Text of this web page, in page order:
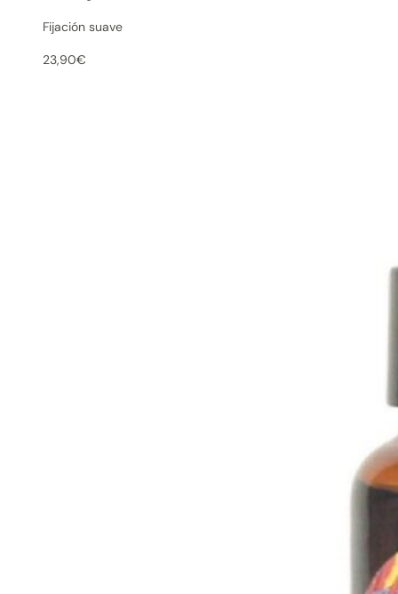
Fijación suave
23,90€